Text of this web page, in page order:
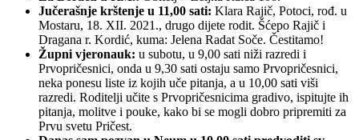
Jučerašnje krštenje u 11,00 sati: Klara Rajič, Potoci, rođ. u
Mostaru, 18. XII. 2021., drugo dijete rodit. Šćepo Rajič i
Dragana r. Kordić, kuma: Jelena Radat Soče. Čestitamo!
Župni vjeronauk: u subotu, u 9,00 sati niži razredi i
Prvopričesnici, onda u 9,30 sati ostaju samo Prvopričesnici,
neka ponesu liste iz kojih uče pitanja, a u 10,00 sati viši
razredi. Roditelji učite s Prvopričesnicima gradivo, ispitujte ih
pitanja, molitve i pouke, kako bi se mogli dobro pripremiti za
Prvu svetu Pričest.